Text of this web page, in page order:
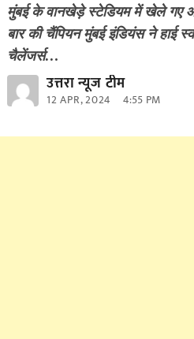
मुंबई के वानखेड़े स्टेडियम में खेले गए
बार की चैंपियन मुंबई इंडियंस ने हाई
चैलेंजर्स…
उत्तरा न्यूज टीम
12 APR, 2024 4:55 PM